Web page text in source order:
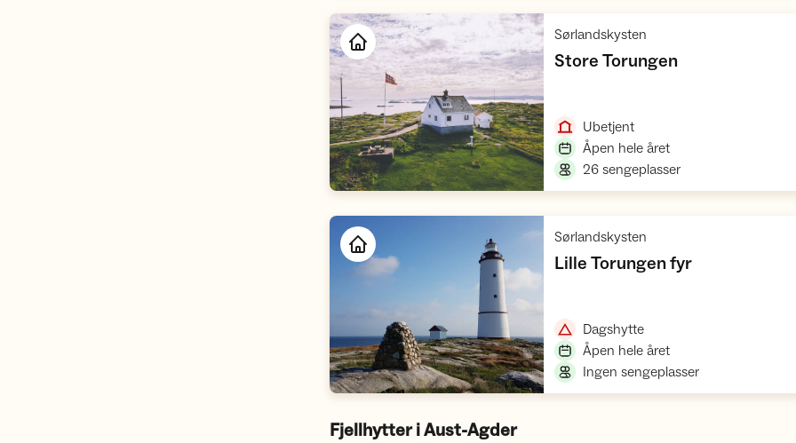
Sørlandskysten,
Store Torungen,
Ubetjent,
Åpen hele året,
26 sengeplasser,
Sørlandskysten,
Lille Torungen fyr,
Dagshytte,
Åpen hele året,
Ingen sengeplasser,
Fjellhytter i Aust-Agder